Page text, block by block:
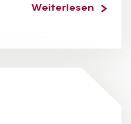
Weiterlesen